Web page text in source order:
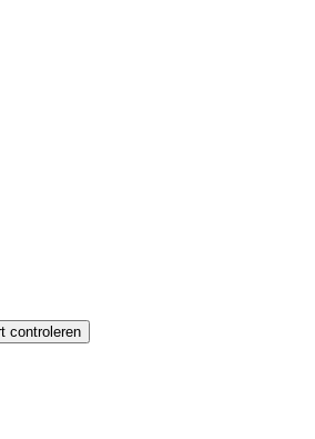
controleren